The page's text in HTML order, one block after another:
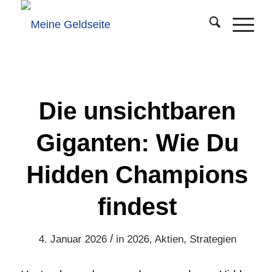
Die unsichtbaren
Giganten: Wie Du
Hidden Champions
findest
4. Januar 2026 / in 2026, Aktien, Strategien